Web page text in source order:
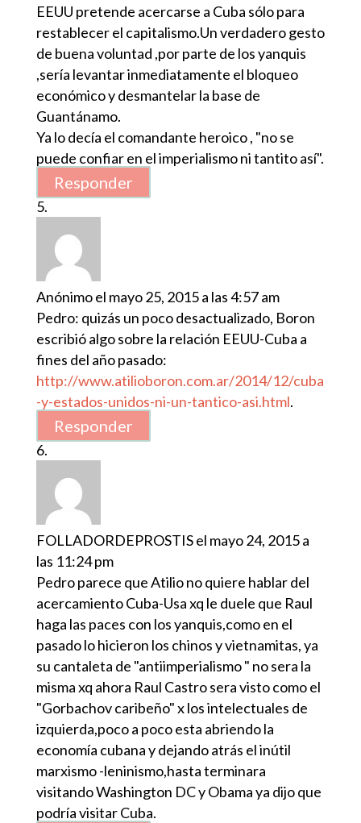
EEUU pretende acercarse a Cuba sólo para
restablecer el capitalismo.Un verdadero gesto
de buena voluntad ,por parte de los yanquis
,sería levantar inmediatamente el bloqueo
económico y desmantelar la base de
Guantánamo.
Ya lo decía el comandante heroico , "no se
puede confiar en el imperialismo ni tantito así".
Responder
Anónimoel mayo 25, 2015 a las 4:57 am
Pedro: quizás un poco desactualizado, Boron
escribió algo sobre la relación EEUU-Cuba a
fines del año pasado:
http://www.atilioboron.com.ar/2014/12/cuba
-y-estados-unidos-ni-un-tantico-asi.html.
Responder
FOLLADORDEPROSTISel mayo 24, 2015 a
las 11:24 pm
Pedro parece que Atilio no quiere hablar del
acercamiento Cuba-Usa xq le duele que Raul
haga las paces con los yanquis,como en el
pasado lo hicieron los chinos y vietnamitas, ya
su cantaleta de "antiimperialismo " no sera la
misma xq ahora Raul Castro sera visto como el
"Gorbachov caribeño" x los intelectuales de
izquierda,poco a poco esta abriendo la
economía cubana y dejando atrás el inútil
marxismo -leninismo,hasta terminara
visitando Washington DC y Obama ya dijo que
podría visitar Cuba.